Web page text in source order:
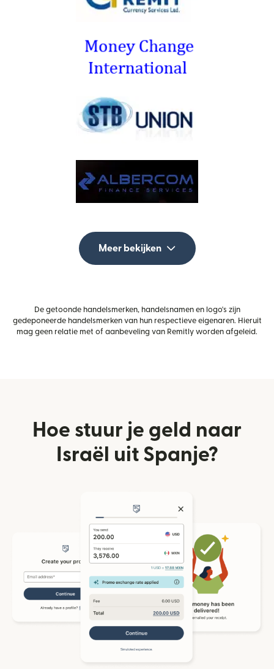
Meer bekijken
De getoonde handelsmerken, handelsnamen en logo's zijn
gedeponeerde handelsmerken van hun respectieve eigenaren. Hieruit
mag geen relatie met of aanbeveling van Remitly worden afgeleid.
Hoe stuur je geld naar
Israël uit Spanje?